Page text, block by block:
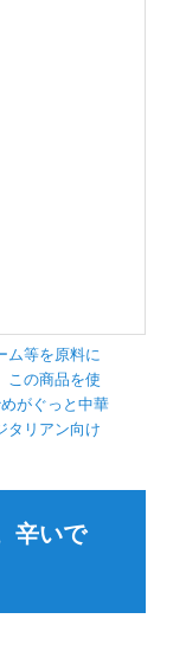
ム等を原料に
この商品を使
がぐっと中華
タリアン向け
辛いで